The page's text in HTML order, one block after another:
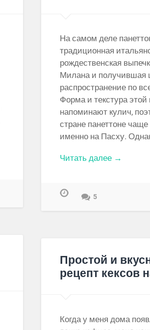
На самом деле
традиционная
рождественская
Милана и получившая
распространение по
Форма и текстура этой
напоминают кулич,
стране панеттоне чаще
именно на Пасху.
Читать далее →
5
Простой и
рецепт кексов
Когда у меня дома